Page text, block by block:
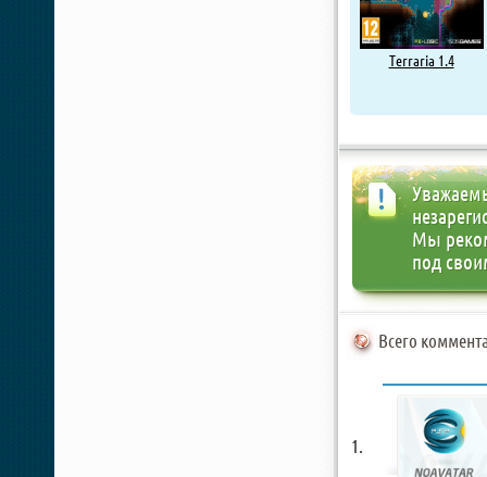
Terraria 1.4
Мы
под
Всего